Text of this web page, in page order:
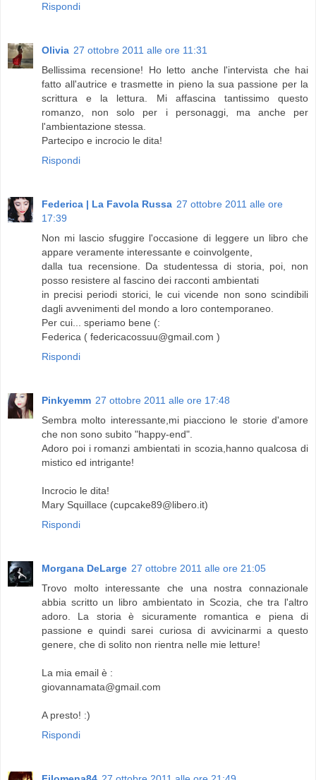
Rispondi
Olivia 27 ottobre 2011 alle ore 11:31
Bellissima recensione! Ho letto anche l'intervista che hai
fatto all'autrice e trasmette in pieno la sua passione per la
scrittura e la lettura. Mi affascina tantissimo questo
romanzo, non solo per i personaggi, ma anche per
l'ambientazione stessa.
Partecipo e incrocio le dita!
Rispondi
Federica | La Favola Russa 27 ottobre 2011 alle ore
17:39
Non mi lascio sfuggire l'occasione di leggere un libro che
appare veramente interessante e coinvolgente,
dalla tua recensione. Da studentessa di storia, poi, non
posso resistere al fascino dei racconti ambientati
in precisi periodi storici, le cui vicende non sono scindibili
dagli avvenimenti del mondo a loro contemporaneo.
Per cui... speriamo bene (:
Federica ( federicacossuu@gmail.com )
Rispondi
Pinkyemm 27 ottobre 2011 alle ore 17:48
Sembra molto interessante,mi piacciono le storie d'amore
che non sono subito "happy-end".
Adoro poi i romanzi ambientati in scozia,hanno qualcosa di
mistico ed intrigante!
Incrocio le dita!
Mary Squillace (cupcake89@libero.it)
Rispondi
Morgana DeLarge 27 ottobre 2011 alle ore 21:05
Trovo molto interessante che una nostra connazionale
abbia scritto un libro ambientato in Scozia, che tra l'altro
adoro. La storia è sicuramente romantica e piena di
passione e quindi sarei curiosa di avvicinarmi a questo
genere, che di solito non rientra nelle mie letture!
La mia email è :
giovannamata@gmail.com
A presto! :)
Rispondi